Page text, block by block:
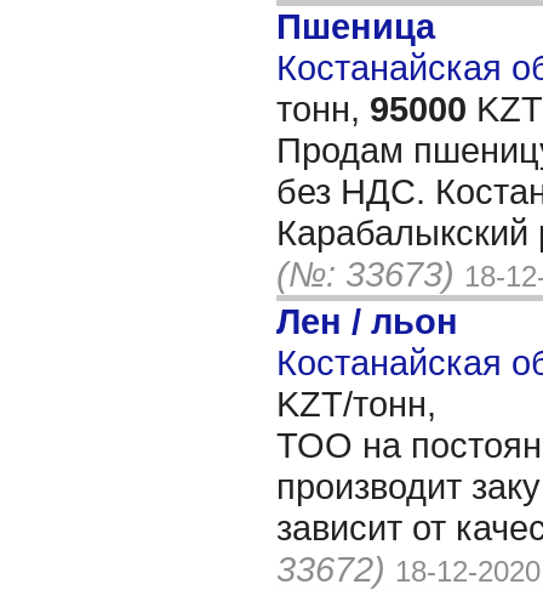
Пшеница
Костанайская
тонн, 95000
Продам
без НДС.
(№: 33673) 18-
Лен / льон
Костанайская
KZT/тонн,
ТОО на
производит
зависит от
33672) 18-12-2020